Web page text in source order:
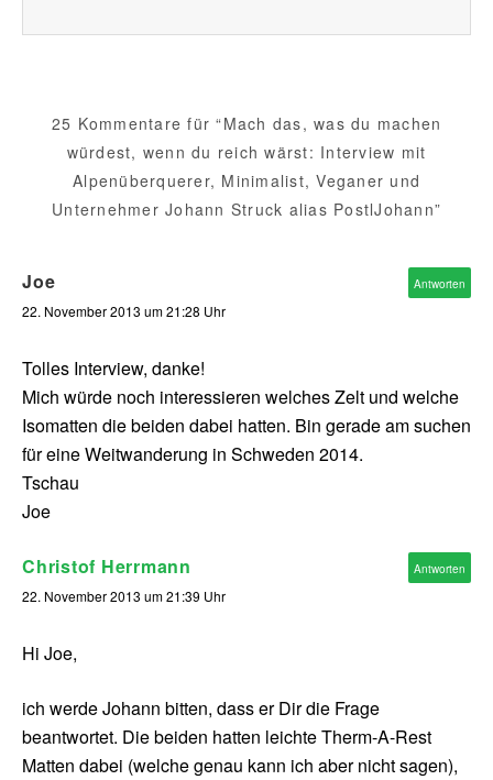
25 Kommentare für “Mach das, was du machen
würdest, wenn du reich wärst: Interview mit
Alpenüberquerer, Minimalist, Veganer und
Unternehmer Johann Struck alias PostlJohann”
Joe
22. November 2013 um 21:28 Uhr
Tolles Interview, danke!
Mich würde noch interessieren welches Zelt und welche
Isomatten die beiden dabei hatten. Bin gerade am suchen
für eine Weitwanderung in Schweden 2014.
Tschau
Joe
Antworten
Christof Herrmann
22. November 2013 um 21:39 Uhr
Hi Joe,
ich werde Johann bitten, dass er Dir die Frage
beantwortet. Die beiden hatten leichte Therm-A-Rest
Matten dabei (welche genau kann ich aber nicht sagen),
Antworten